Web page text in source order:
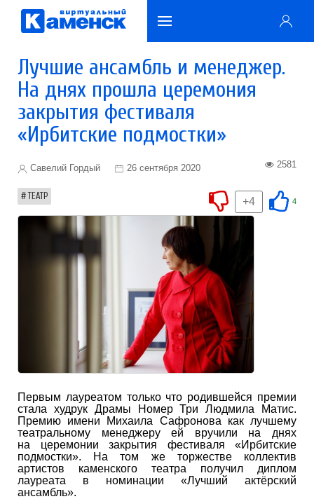
Лучшие ансамбль и менеджер.
На днях прошла церемония
закрытия фестиваля
«Ирбитские подмостки»
Савелий Гордый 26 сентября 2020 2581
ТЕАТР 4
+4
Первым лауреатом только что родившейся премии
стала худрук Драмы Номер Три Людмила Матис.
Премию имени Михаила Сафронова как лучшему
театральному менеджеру ей вручили на днях
на церемонии закрытия фестиваля «Ирбитские
подмостки». На том же торжестве коллектив
артистов каменского театра получил диплом
лауреата в номинации «Лучший актёрский
ансамбль».